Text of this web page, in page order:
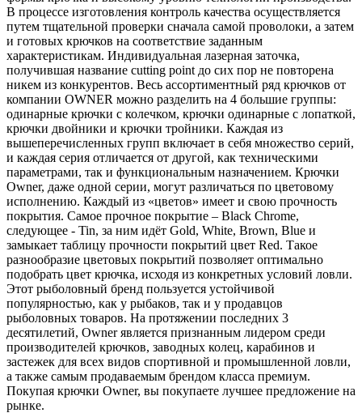
В процессе изготовления контроль качества осуществляется
путем тщательной проверки сначала самой проволоки, а затем
и готовых крючков на соответствие заданным
характеристикам. Индивидуальная лазерная заточка,
получившая название cutting point до сих пор не повторена
никем из конкурентов. Весь ассортиментный ряд крючков от
компании OWNER можно разделить на 4 большие группы:
одинарные крючки с колечком, крючки одинарные с лопаткой,
крючки двойники и крючки тройники. Каждая из
вышеперечисленных групп включает в себя множество серий,
и каждая серия отличается от другой, как техническими
параметрами, так и функциональным назначением. Крючки
Owner, даже одной серии, могут различаться по цветовому
исполнению. Каждый из «цветов» имеет и свою прочность
покрытия. Самое прочное покрытие – Black Chrome,
следующее - Tin, за ним идёт Gold, White, Brown, Blue и
замыкает таблицу прочности покрытий цвет Red. Такое
разнообразие цветовых покрытий позволяет оптимально
подобрать цвет крючка, исходя из конкретных условий ловли.
Этот рыболовный бренд пользуется устойчивой
популярностью, как у рыбаков, так и у продавцов
рыболовных товаров. На протяжении последних 3
десятилетий, Owner является признанным лидером среди
производителей крючков, заводных колец, карабинов и
застежек для всех видов спортивной и промышленной ловли,
а также самым продаваемым брендом класса премиум.
Покупая крючки Owner, вы покупаете лучшее предложение на
рынке.